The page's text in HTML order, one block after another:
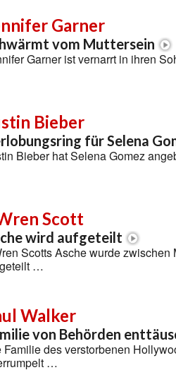
Garner
vom Muttersein
Garner ist vernarrt in ihren
Bieber
für Selena
Bieber hat Selena Gomez
Scott
wird aufgeteilt
Scotts Asche wurde
…
Walker
von Behörden
Familie des verstorbenen
…